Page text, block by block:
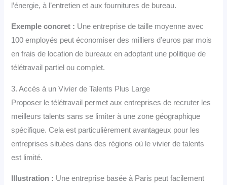
l’énergie, à l’entretien et aux fournitures de bureau.
Exemple concret : Une entreprise de taille moyenne avec
100 employés peut économiser des milliers d’euros par mois
en frais de location de bureaux en adoptant une politique de
télétravail partiel ou complet.
3. Accès à un Vivier de Talents Plus Large
Proposer le télétravail permet aux entreprises de recruter les
meilleurs talents sans se limiter à une zone géographique
spécifique. Cela est particulièrement avantageux pour les
entreprises situées dans des régions où le vivier de talents
est limité.
Illustration : Une entreprise basée à Paris peut facilement